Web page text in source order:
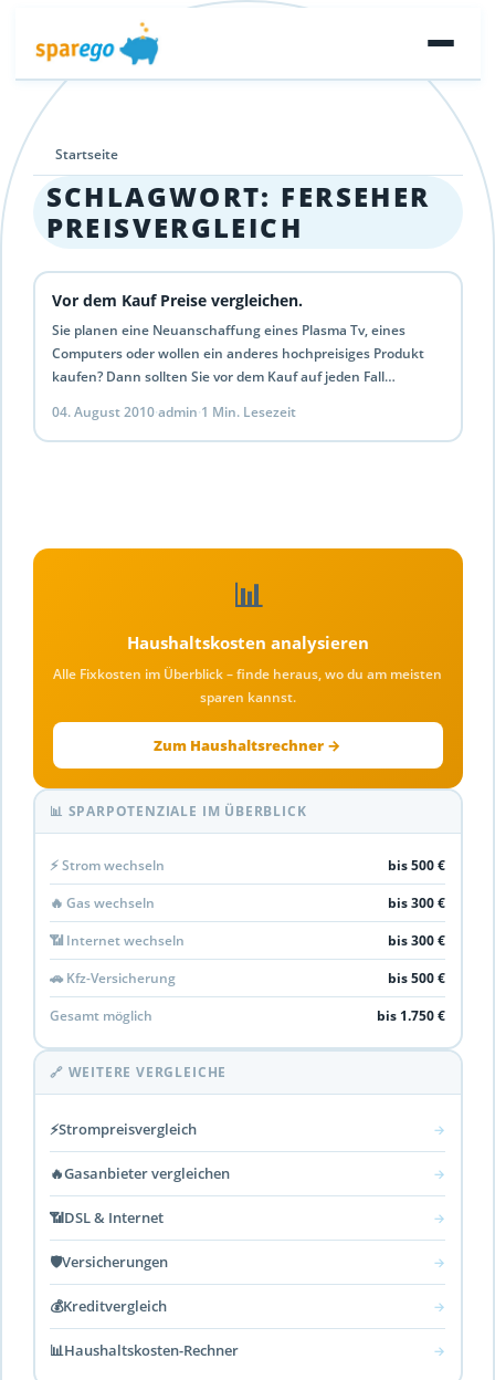
Startseite
SCHLAGWORT: FERSEHER
PREISVERGLEICH
Vor dem Kauf Preise vergleichen.
Sie planen eine Neuanschaffung eines Plasma Tv, eines
Computers oder wollen ein anderes hochpreisiges Produkt
kaufen? Dann sollten Sie vor dem Kauf auf jeden Fall…
04. August 2010·admin·1 Min. Lesezeit
📊
Haushaltskosten analysieren
Alle Fixkosten im Überblick – finde heraus, wo du am meisten
sparen kannst.
Zum Haushaltsrechner →
📊 SPARPOTENZIALE IM ÜBERBLICK
⚡ Strom wechseln
bis 500 €
🔥 Gas wechseln
bis 300 €
📶 Internet wechseln
bis 300 €
🚗 Kfz-Versicherung
bis 500 €
Gesamt möglich
bis 1.750 €
🔗 WEITERE VERGLEICHE
⚡Strompreisvergleich →
🔥Gasanbieter vergleichen →
📶DSL & Internet →
🛡️Versicherungen →
💰Kreditvergleich →
📊Haushaltskosten-Rechner →